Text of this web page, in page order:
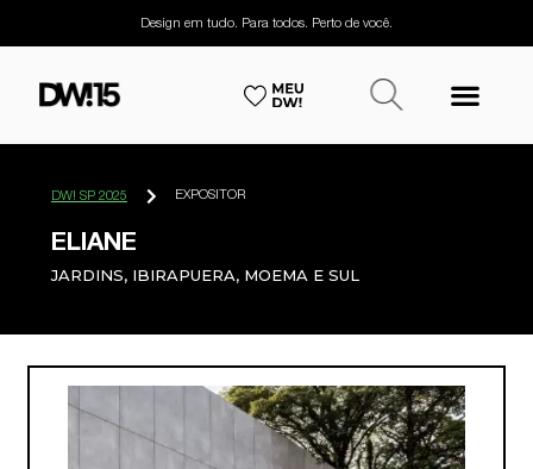
Design em tudo. Para todos. Perto de você.
DW! SP 2025 EXPOSITOR
ELIANE
JARDINS, IBIRAPUERA, MOEMA E SUL